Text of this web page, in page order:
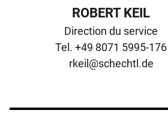
ROBERT KEIL
Direction du service
rkeil@schechtl.de